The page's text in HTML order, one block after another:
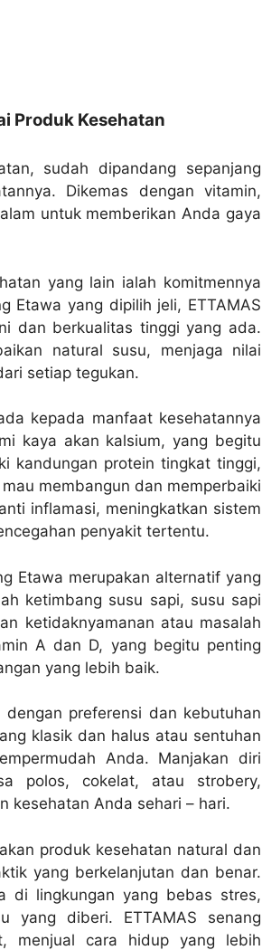
Produk Kesehatan
sudah dipandang sepanjang
Dikemas dengan vitamin,
untuk memberikan Anda gaya
yang lain ialah komitmennya
Etawa yang dipilih jeli, ETTAMAS
dan berkualitas tinggi yang ada.
natural susu, menjaga nilai
setiap tegukan.
kepada manfaat kesehatannya
kaya akan kalsium, yang begitu
kandungan protein tingkat tinggi,
membangun dan memperbaiki
inflamasi, meningkatkan sistem
penyakit tertentu.
Etawa merupakan alternatif yang
ketimbang susu sapi, susu sapi
ketidaknyamanan atau masalah
A dan D, yang begitu penting
yang lebih baik.
preferensi dan kebutuhan
klasik dan halus atau sentuhan
Anda. Manjakan diri
polos, cokelat, atau strobery,
kesehatan Anda sehari – hari.
produk kesehatan natural dan
yang berkelanjutan dan benar.
di lingkungan yang bebas stres,
yang diberi. ETTAMAS senang
menjual cara hidup yang lebih